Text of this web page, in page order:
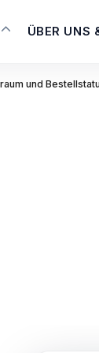
ÜBER UNS
und